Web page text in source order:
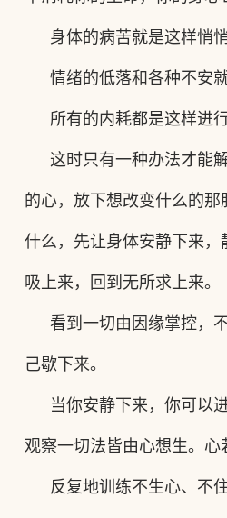
身体的病苦就是这样悄
情绪的低落和各种不安
所有的内耗都是这样进行
这时只有一种办法才能
的心，放下想改变什么的那
什么，先让身体安静下来，
吸上来，回到无所求上来。
看到一切由因缘掌控，
己歇下来。
当你安静下来，你可以
观察一切法皆由心想生。心
反复地训练不生心、不